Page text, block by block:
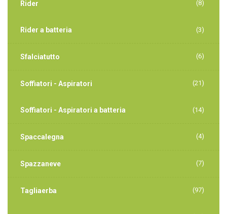
Rider (8)
Rider a batteria (3)
Sfalciatutto (6)
Soffiatori - Aspiratori (21)
Soffiatori - Aspiratori a batteria (14)
Spaccalegna (4)
Spazzaneve (7)
Tagliaerba (97)